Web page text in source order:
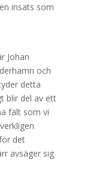
insats som
Johan
och
detta
blir del av ett
fält som vi
det
avsäger sig